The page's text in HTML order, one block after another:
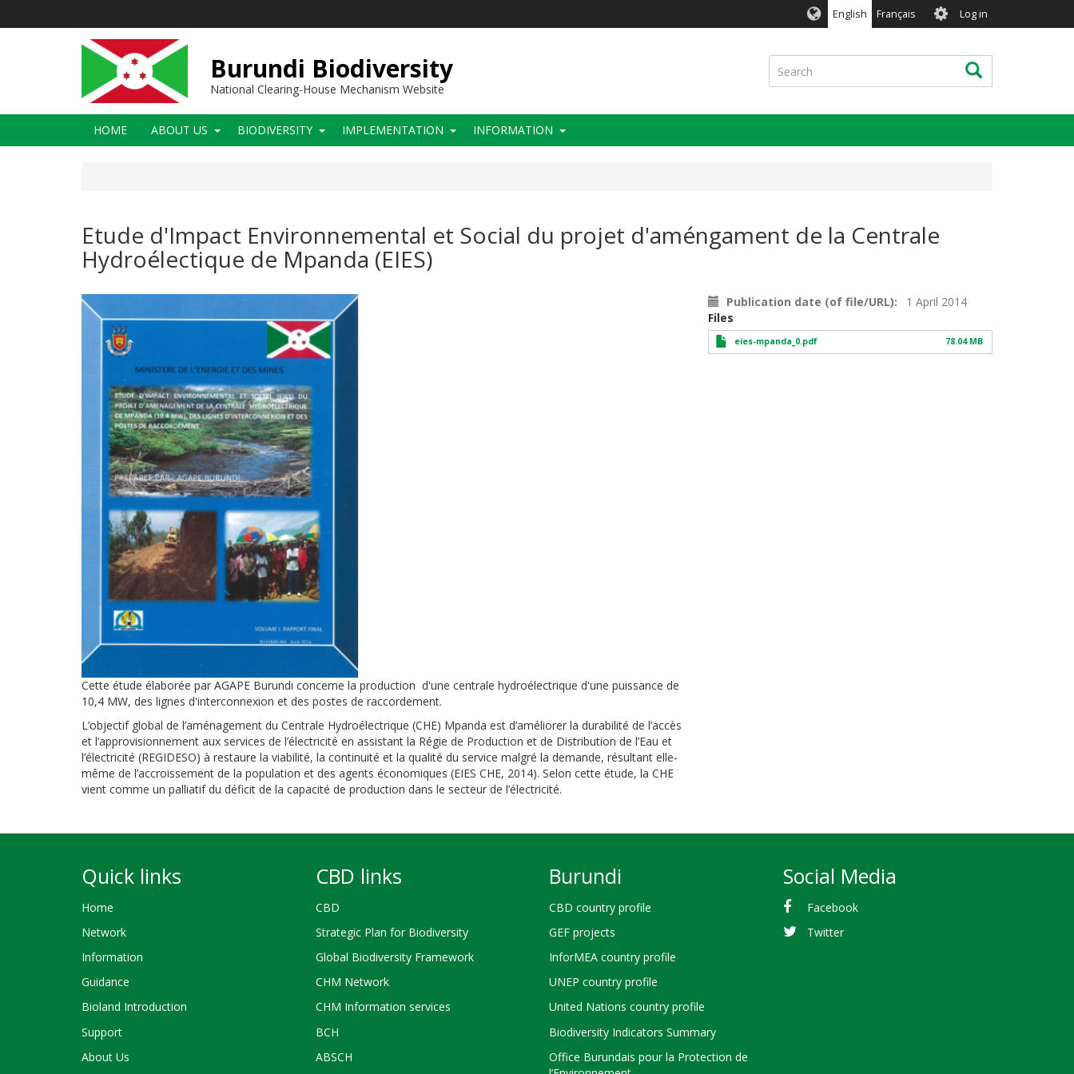
English Français User
account
menu
Log in
Burundi Biodiversity
National Clearing-House Mechanism Website
Search Search
Main
navigation
HOME ABOUT US BIODIVERSITY IMPLEMENTATION INFORMATION
Etude d'Impact Environnemental et Social du projet d'améngament de la Centrale
Hydroélectique de Mpanda (EIES)
Cette étude élaborée par AGAPE Burundi concerne la production d'une centrale hydroélectrique d'une puissance de
10,4 MW, des lignes d'interconnexion et des postes de raccordement.
L’objectif global de l’aménagement du Centrale Hydroélectrique (CHE) Mpanda est d’améliorer la durabilité de l’accès
et l’approvisionnement aux services de l’électricité en assistant la Régie de Production et de Distribution de l’Eau et
l’électricité (REGIDESO) à restaure la viabilité, la continuité et la qualité du service malgré la demande, résultant elle-
même de l’accroissement de la population et des agents économiques (EIES CHE, 2014). Selon cette étude, la CHE
vient comme un palliatif du déficit de la capacité de production dans le secteur de l’électricité.
Publication date (of file/URL)
1 April 2014
Files
eies-mpanda_0.pdf 78.04 MB
Quick links
Home
Network
Information
Guidance
Bioland Introduction
Support
About Us
CBD links
CBD
Strategic Plan for Biodiversity
Global Biodiversity Framework
CHM Network
CHM Information services
BCH
ABSCH
Burundi
CBD country profile
GEF projects
InforMEA country profile
UNEP country profile
United Nations country profile
Biodiversity Indicators Summary
Office Burundais pour la Protection de
Social Media
Facebook
Twitter